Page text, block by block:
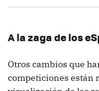
A la zaga de los
Otros cambios que
competiciones están